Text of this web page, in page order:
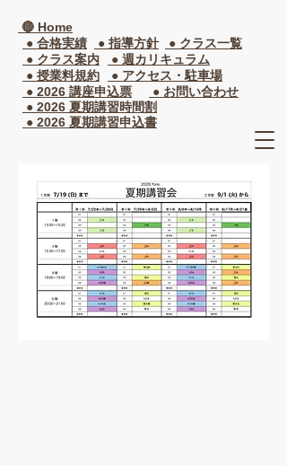
🔴 Home
● 合格実績
● 指導方針
● クラス一覧​
● クラス案内
● 週カリキュラム
● 授業料規約
● アクセス・駐車場
● 2026 夏期講習時間割
● 2026 講座申込票 ● お問い合わせ
● 2026 夏期講習申込書